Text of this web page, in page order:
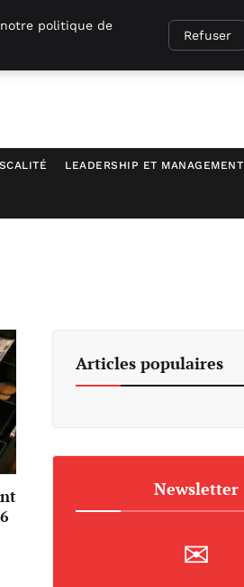
LEADERSHIP ET MANAGEMENT
Articles populaires
Newsletter
✉
politique de
Refuser